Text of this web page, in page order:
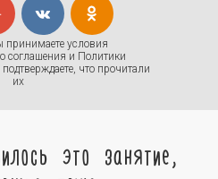
принимаете условия
соглашения и Политики
подтверждаете, что прочитали
их
это занятие,